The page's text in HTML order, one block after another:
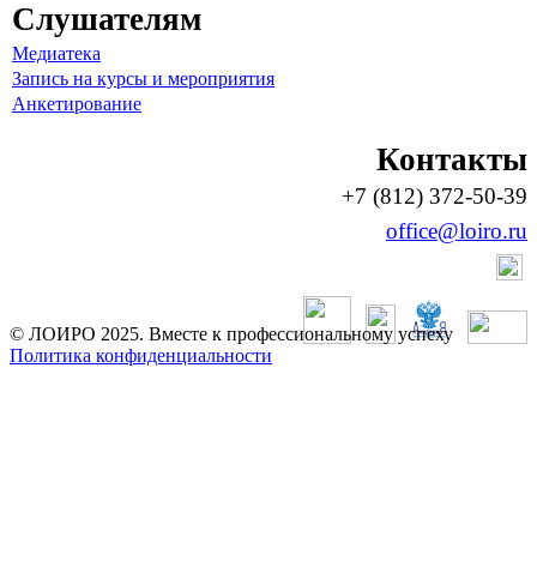
Слушателям
Медиатека
Запись на курсы и мероприятия
Анкетирование
Контакты
+7 (812) 372-50-39
office@loiro.ru
© ЛОИРО 2025. Вместе к профессиональному успеху
Политика конфиденциальности